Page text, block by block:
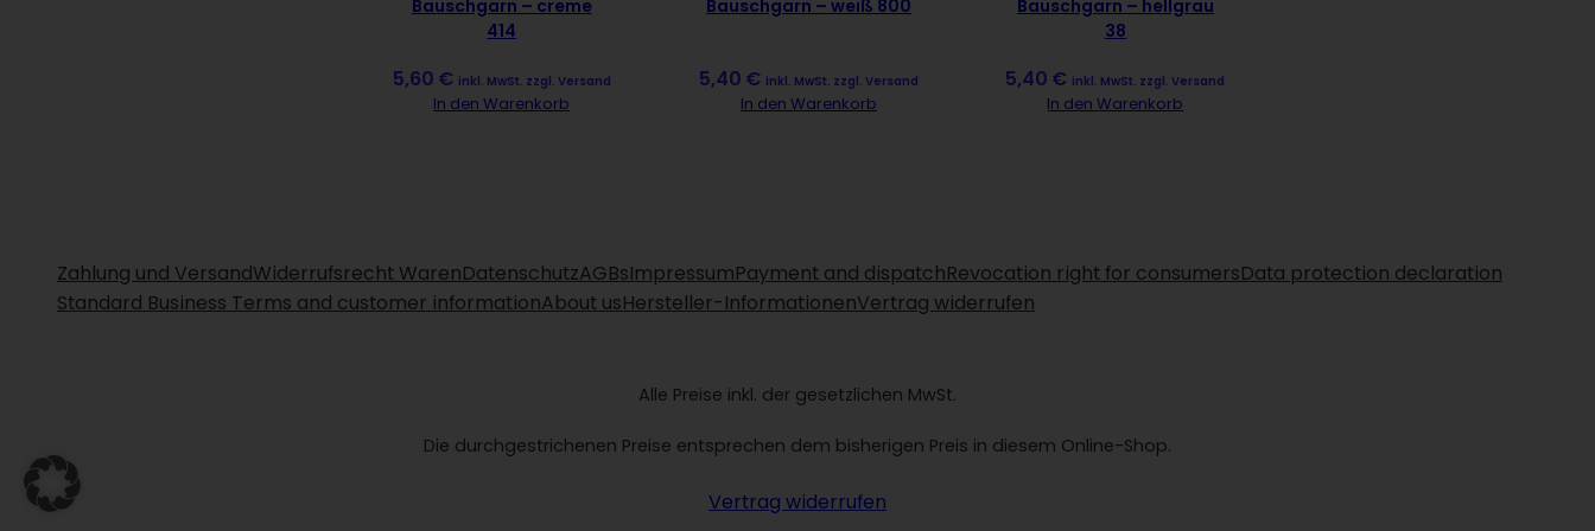
Bauschgarn – creme
414
5,60 € inkl. MwSt. zzgl. Versand
In den Warenkorb
Bauschgarn – weiß 800
5,40 € inkl. MwSt. zzgl. Versand
In den Warenkorb
Bauschgarn – hellgrau
38
5,40€ inkl. MwSt. zzgl. Versand
In den Warenkorb
Zahlung und VersandWiderrufsrecht WarenDatenschutzAGBsImpressumPayment and dispatchRevocation right for consumersData protection declaration
Standard Business Terms and customer informationAbout usHersteller-InformationenVertrag widerrufen
Alle Preise inkl. der gesetzlichen MwSt.
Die durchgestrichenen Preise entsprechen dem bisherigen Preis in diesem Online-Shop.
Vertrag widerrufen